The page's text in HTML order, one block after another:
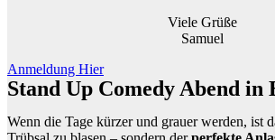
Viele Grüße
Samuel
Anmeldung Hier
Stand Up Comedy Abend in
Wenn die Tage kürzer und grauer werden, ist